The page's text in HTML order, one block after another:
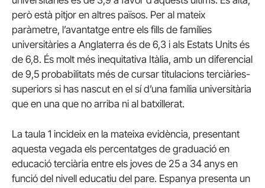
però està pitjor en altres països. Per al mateix
paràmetre, l’avantatge entre els fills de famílies
universitàries a Anglaterra és de 6,3 i als Estats Units és
de 6,8. És molt més inequitativa Itàlia, amb un diferencial
de 9,5 probabilitats més de cursar titulacions terciàries-
superiors si has nascut en el sí d’una família universitària
que en una que no arriba ni al batxillerat.
La taula 1 incideix en la mateixa evidència, presentant
aquesta vegada els percentatges de graduació en
educació terciària entre els joves de 25 a 34 anys en
funció del nivell educatiu del pare. Espanya presenta un